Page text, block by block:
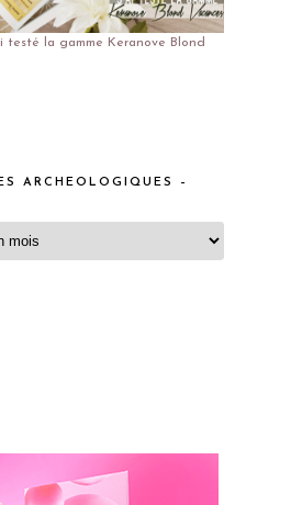
testé la gamme Keranove Blond
ARCHEOLOGIQUES –